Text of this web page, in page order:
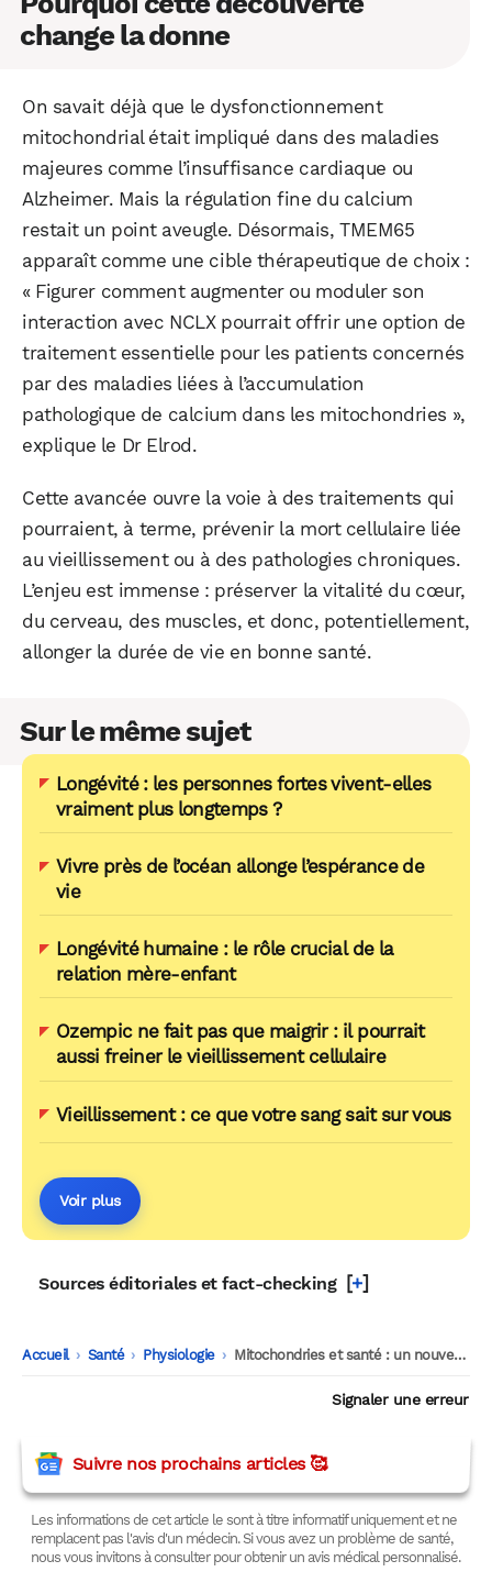
change la donne
On savait déjà que le dysfonctionnement
mitochondrial était impliqué dans des maladies
majeures comme l’insuffisance cardiaque ou
Alzheimer. Mais la régulation fine du calcium
restait un point aveugle. Désormais, TMEM65
apparaît comme une cible thérapeutique de choix :
« Figurer comment augmenter ou moduler son
interaction avec NCLX pourrait offrir une option de
traitement essentielle pour les patients concernés
par des maladies liées à l’accumulation
pathologique de calcium dans les mitochondries »,
explique le Dr Elrod.
Cette avancée ouvre la voie à des traitements qui
pourraient, à terme, prévenir la mort cellulaire liée
au vieillissement ou à des pathologies chroniques.
L’enjeu est immense : préserver la vitalité du cœur,
du cerveau, des muscles, et donc, potentiellement,
allonger la durée de vie en bonne santé.
Sur le même sujet
Longévité : les personnes fortes vivent-elles
vraiment plus longtemps ?
Vivre près de l’océan allonge l’espérance de
vie
Longévité humaine : le rôle crucial de la
relation mère-enfant
Ozempic ne fait pas que maigrir : il pourrait
aussi freiner le vieillissement cellulaire
Vieillissement : ce que votre sang sait sur vous
Voir plus
Sources éditoriales et fact-checking [+]
Accueil -
Santé -
Physiologie -
Mitochondries et santé : un nouveau régulateur contre le vieillissement
Signaler une erreur
Suivre nos prochains articles 🥰
Les informations de cet article le sont à titre informatif uniquement et ne
remplacent pas l'avis d'un médecin. Si vous avez un problème de santé,
nous vous invitons à consulter pour obtenir un avis médical personnalisé.
Facebook X LinkedIn